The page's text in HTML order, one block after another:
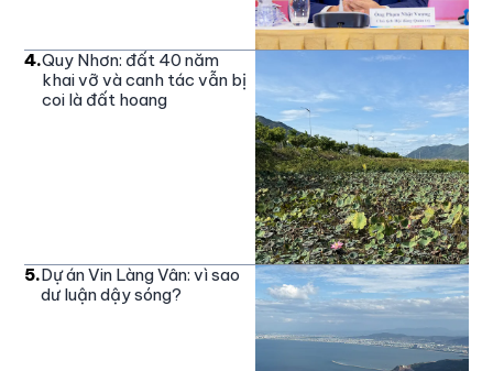
4.Quy Nhơn: đất 40 năm
khai vỡ và canh tác vẫn bị
coi là đất hoang
5.Dự án Vin Làng Vân: vì sao
dư luận dậy sóng?